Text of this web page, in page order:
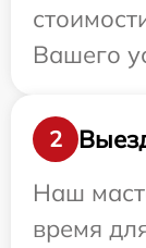
Вашего
2
Наш
время